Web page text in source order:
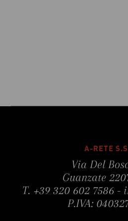
A-RETE
Via Del
Guanzate
T. +39 320 602 7586 -
P.IVA: